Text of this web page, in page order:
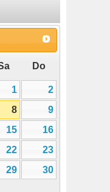
Do
1
2
8
9
15
16
22
23
29
30